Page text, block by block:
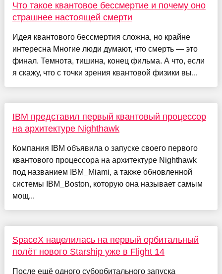
Что такое квантовое бессмертие и почему оно
страшнее настоящей смерти
Идея квантового бессмертия сложна, но крайне
интересна Многие люди думают, что смерть — это
финал. Темнота, тишина, конец фильма. А что, если
я скажу, что с точки зрения квантовой физики вы...
IBM представил первый квантовый процессор
на архитектуре Nighthawk
Компания IBM объявила о запуске своего первого
квантового процессора на архитектуре Nighthawk
под названием IBM_Miami, а также обновленной
системы IBM_Boston, которую она называет самым
мощ...
SpaceX нацелилась на первый орбитальный
полёт нового Starship уже в Flight 14
После ещё одного суборбитального запуска